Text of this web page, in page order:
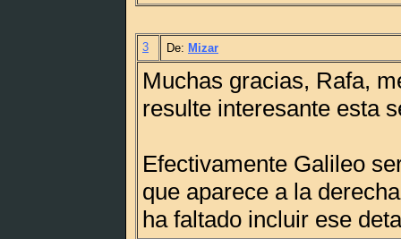
3 De: Mizar
Muchas gracias, Rafa,
resulte interesante esta
Efectivamente Galileo
que aparece a la
ha faltado incluir ese